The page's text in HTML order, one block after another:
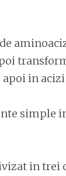
in acizi
simple
in trei